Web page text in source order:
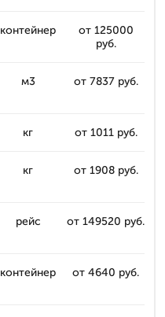
контейнер
от 125000
руб.
м3 от 7837 руб.
кг от 1011 руб.
кг от 1908 руб.
рейс от 149520 руб.
контейнер от 4640 руб.